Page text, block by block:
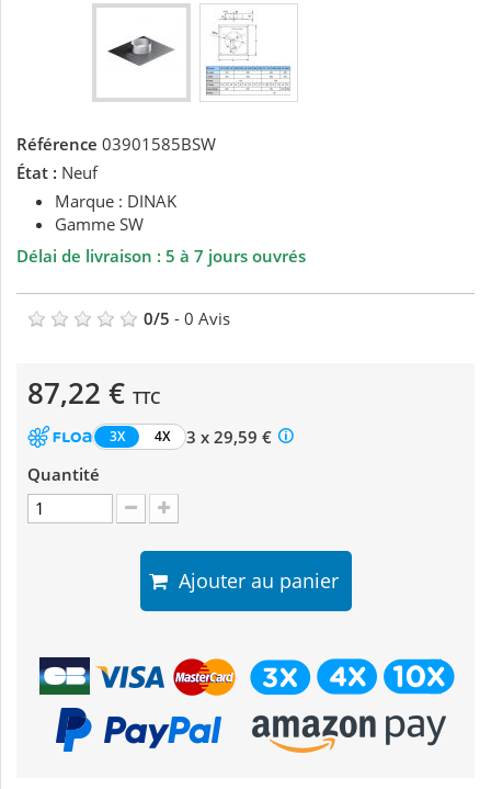
Référence 03901585BSW
État : Neuf
Marque : DINAK
Gamme SW
Délai de livraison : 5 à 7 jours ouvrés
0/5 - 0 Avis
87,22 € TTC
3X 4X
3 x 29,59 €
Quantité
Ajouter au panier